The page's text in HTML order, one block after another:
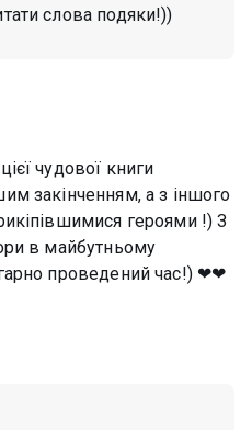
слова подяки!))
чудової книги
закінченням, а з іншого
героями !) З
в майбутньому
проведений час!) ❤❤